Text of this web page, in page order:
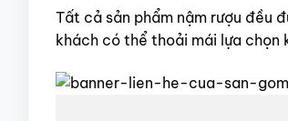
Tất cả sản phẩm nậm rượu đều
khách có thể thoải mái lựa chọn